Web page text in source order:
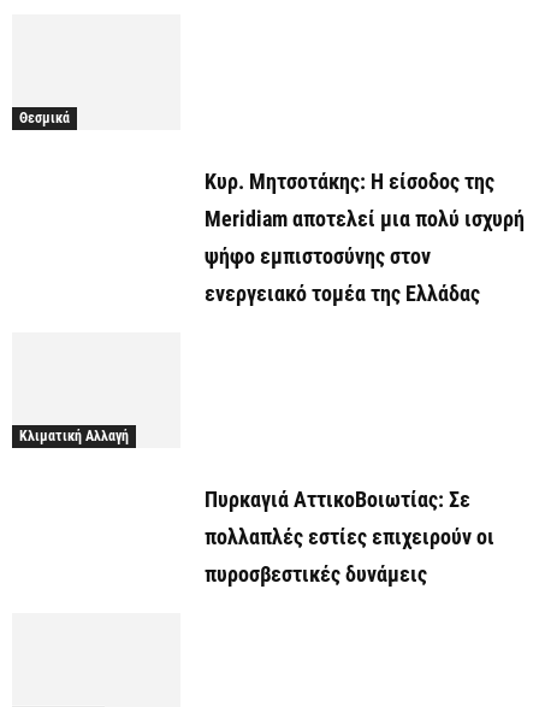
Θεσμικά
Κυρ. Μητσοτάκης: Η είσοδος της
Meridiam αποτελεί μια πολύ ισχυρή
ψήφο εμπιστοσύνης στον
ενεργειακό τομέα της Ελλάδας
Κλιματική Αλλαγή
Πυρκαγιά ΑττικοΒοιωτίας: Σε
πολλαπλές εστίες επιχειρούν οι
πυροσβεστικές δυνάμεις